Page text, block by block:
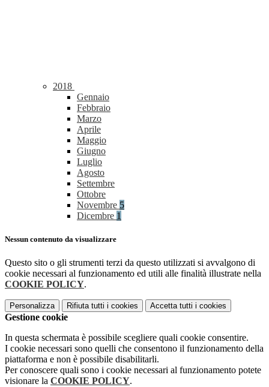
2018
Gennaio
Febbraio
Marzo
Aprile
Maggio
Giugno
Luglio
Agosto
Settembre
Ottobre
Novembre 5
Dicembre 1
Nessun contenuto da visualizzare
Questo sito o gli strumenti terzi da questo utilizzati si avvalgono di
cookie necessari al funzionamento ed utili alle finalità illustrate nella
COOKIE POLICY.
Personalizza Rifiuta tutti i cookies Accetta tutti i cookies
Gestione cookie
In questa schermata è possibile scegliere quali cookie consentire.
I cookie necessari sono quelli che consentono il funzionamento della
piattaforma e non è possibile disabilitarli.
Per conoscere quali sono i cookie necessari al funzionamento potete
visionare la COOKIE POLICY.